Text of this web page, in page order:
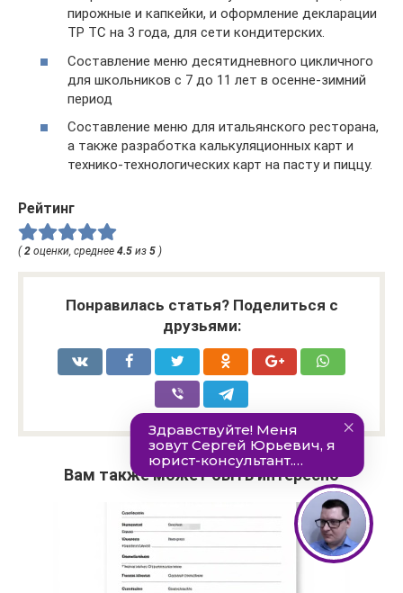
пирожные и капкейки, и оформление декларации
ТР ТС на 3 года, для сети кондитерских.
Составление меню десятидневного цикличного
для школьников с 7 до 11 лет в осенне-зимний
период
Составление меню для итальянского ресторана,
а также разработка калькуляционных карт и
технико-технологических карт на пасту и пиццу.
Рейтинг
(2 оценки, среднее 4.5 из 5 )
Понравилась статья? Поделиться с
друзьями:
Вам также может быть интересно